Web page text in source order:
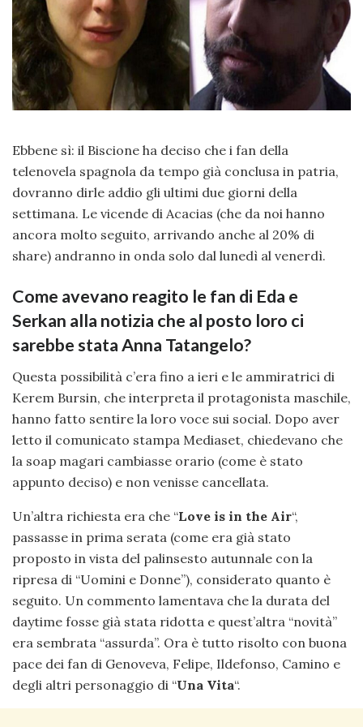
Ebbene sì: il Biscione ha deciso che i fan della
telenovela spagnola da tempo già conclusa in patria,
dovranno dirle addio gli ultimi due giorni della
settimana. Le vicende di Acacias (che da noi hanno
ancora molto seguito, arrivando anche al 20% di
share) andranno in onda solo dal lunedì al venerdì.
Come avevano reagito le fan di Eda e
Serkan alla notizia che al posto loro ci
sarebbe stata Anna Tatangelo?
Questa possibilità c’era fino a ieri e le ammiratrici di
Kerem Bursin, che interpreta il protagonista maschile,
hanno fatto sentire la loro voce sui social. Dopo aver
letto il comunicato stampa Mediaset, chiedevano che
la soap magari cambiasse orario (come è stato
appunto deciso) e non venisse cancellata.
Un’altra richiesta era che “Love is in the Air“,
passasse in prima serata (come era già stato
proposto in vista del palinsesto autunnale con la
ripresa di “Uomini e Donne”), considerato quanto è
seguito. Un commento lamentava che la durata del
daytime fosse già stata ridotta e quest’altra “novità”
era sembrata “assurda”. Ora è tutto risolto con buona
pace dei fan di Genoveva, Felipe, Ildefonso, Camino e
degli altri personaggio di “Una Vita“.